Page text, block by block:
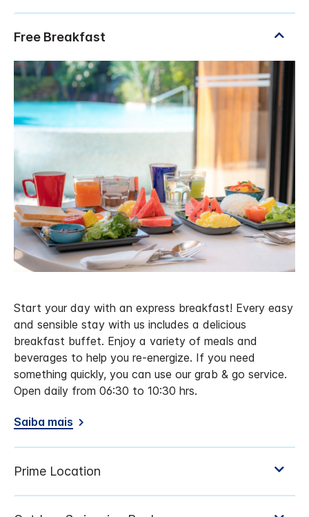
Start your day with an express breakfast! Every easy
and sensible stay with us includes a delicious
breakfast buffet. Enjoy a variety of meals and
beverages to help you re-energize. If you need
something quickly, you can use our grab & go service.
Open daily from 06:30 to 10:30 hrs.
Saiba mais